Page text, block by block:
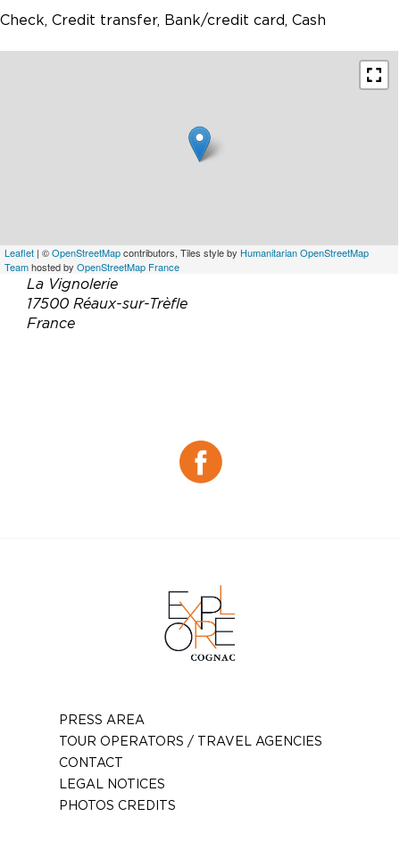
Check, Credit transfer, Bank/credit card, Cash
Leaflet | ©OpenStreetMapcontributors, Tiles style by Humanitarian OpenStreetMap
Teamhosted by OpenStreetMap France
La Vignolerie
17500 Réaux-sur-Trèfle
France
PRESS AREA
TOUR OPERATORS / TRAVEL AGENCIES
CONTACT
LEGAL NOTICES
PHOTOS CREDITS